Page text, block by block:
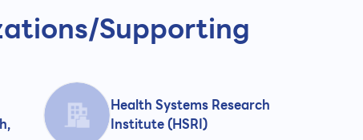
Supporting
Health Systems Research
Institute (HSRI)